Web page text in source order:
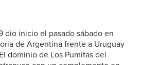
dio inicio el pasado sábado en
de Argentina frente a Uruguay
dominio de Los Pumitas del